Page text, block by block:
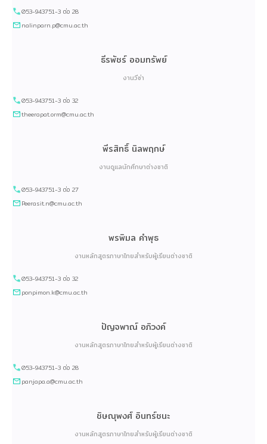
053-943751-3 ต่อ 28
nalinparn.p@cmu.ac.th
ธีรพัชร์ ออมทรัพย์
งานวีซ่า
053-943751-3 ต่อ 32
theerapat.orm@cmu.ac.th
พีรสิทธิ์ นิลพฤกษ์
งานดูแลนักศึกษาต่างชาติ
053-943751-3 ต่อ 27
Peerasit.n@cmu.ac.th
พรพิมล คำพุธ
งานหลักสูตรภาษาไทยสำหรับผู้เรียนต่างชาติ
053-943751-3 ต่อ 32
ponpimon.k@cmu.ac.th
ปัญจพาณ์ อภิวงค์
งานหลักสูตรภาษาไทยสำหรับผู้เรียนต่างชาติ
053-943751-3 ต่อ 28
panjapa.a@cmu.ac.th
ชิษณุพงศ์ อินทร์ชนะ
งานหลักสูตรภาษาไทยสำหรับผู้เรียนต่างชาติ